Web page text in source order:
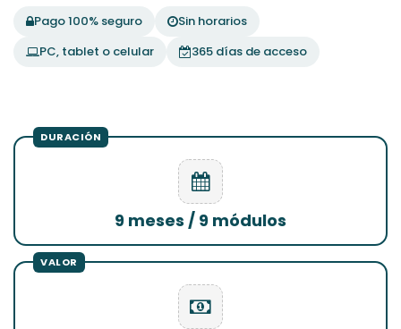
Pago 100% seguro
Sin horarios
PC, tablet o celular
365 días de acceso
9 meses / 9 módulos